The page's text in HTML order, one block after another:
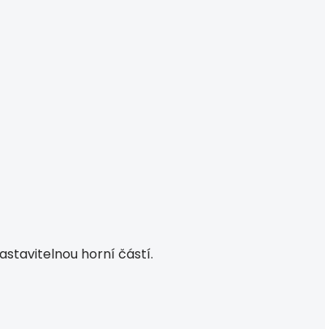
horní částí.